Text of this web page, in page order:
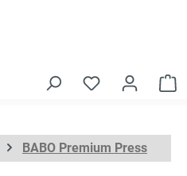
BABO Premium Press